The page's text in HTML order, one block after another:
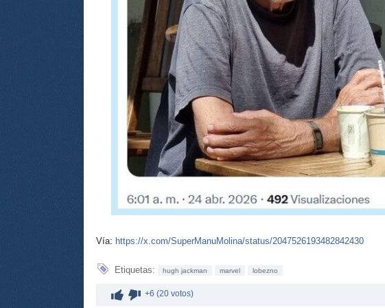
Vía: https://x.com/SuperManuMolina/status/2047526193482842430
Etiquetas: hugh jackman marvel lobezno
+6 (20 votos)